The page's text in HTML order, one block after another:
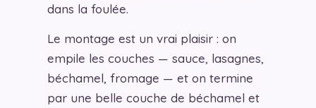
dans la foulée.
Le montage est un vrai plaisir : on
empile les couches — sauce, lasagnes,
béchamel, fromage — et on termine
par une belle couche de béchamel et